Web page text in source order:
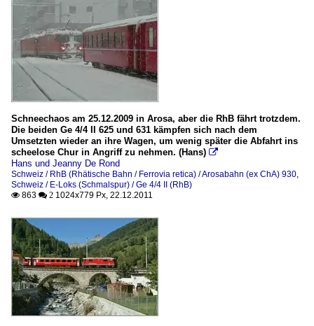
Schneechaos am 25.12.2009 in Arosa, aber die RhB fährt trotzdem.
Die beiden Ge 4/4 II 625 und 631 kämpfen sich nach dem
Umsetzten wieder an ihre Wagen, um wenig später die Abfahrt ins
scheelose Chur in Angriff zu nehmen. (Hans) 
Hans und Jeanny De Rond
Schweiz / RhB (Rhätische Bahn / Ferrovia retica) / Arosabahn (ex ChA) 930
Schweiz / E-Loks (Schmalspur) / Ge 4/4 II (RhB)
 863  2 1024x779 Px, 22.12.2011